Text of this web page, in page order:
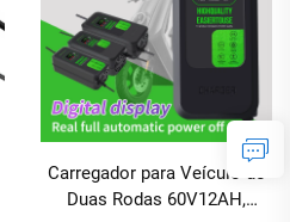
Carregador para Veículo de
Duas Rodas 60V12AH,